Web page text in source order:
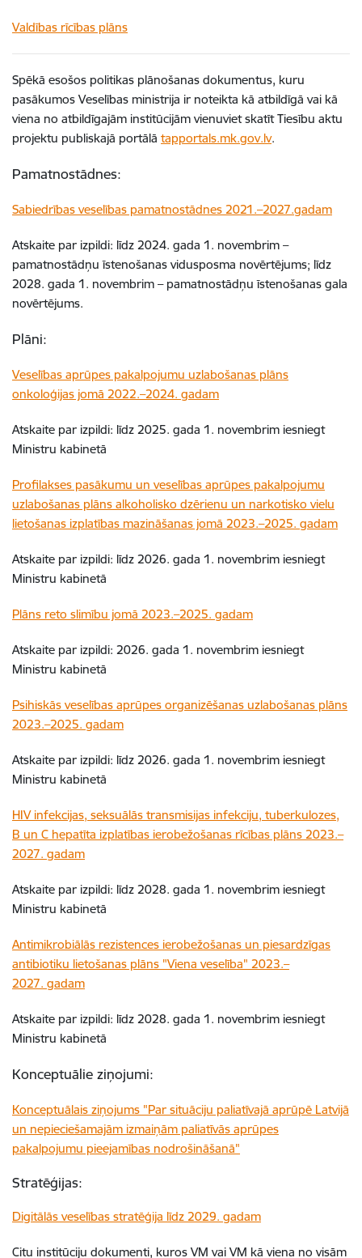
Valdības rīcības plāns
Spēkā esošos politikas plānošanas dokumentus, kuru
pasākumos Veselības ministrija ir noteikta kā atbildīgā vai kā
viena no atbildīgajām institūcijām vienuviet skatīt Tiesību aktu
projektu publiskajā portālā tapportals.mk.gov.lv.
Pamatnostādnes:
Sabiedrības veselības pamatnostādnes 2021.–2027.gadam
Atskaite par izpildi: līdz 2024. gada 1. novembrim –
pamatnostādņu īstenošanas vidusposma novērtējums; līdz
2028. gada 1. novembrim – pamatnostādņu īstenošanas gala
novērtējums.
Plāni:
Veselības aprūpes pakalpojumu uzlabošanas plāns
onkoloģijas jomā 2022.–2024. gadam
Atskaite par izpildi: līdz 2025. gada 1. novembrim iesniegt
Ministru kabinetā
Profilakses pasākumu un veselības aprūpes pakalpojumu
uzlabošanas plāns alkoholisko dzērienu un narkotisko vielu
lietošanas izplatības mazināšanas jomā 2023.–2025. gadam
Atskaite par izpildi: līdz 2026. gada 1. novembrim iesniegt
Ministru kabinetā
Plāns reto slimību jomā 2023.–2025. gadam
Atskaite par izpildi: 2026. gada 1. novembrim iesniegt
Ministru kabinetā
Psihiskās veselības aprūpes organizēšanas uzlabošanas plāns
2023.–2025. gadam
Atskaite par izpildi: līdz 2026. gada 1. novembrim iesniegt
Ministru kabinetā
HIV infekcijas, seksuālās transmisijas infekciju, tuberkulozes,
B un C hepatīta izplatības ierobežošanas rīcības plāns 2023.–
2027. gadam
Atskaite par izpildi: līdz 2028. gada 1. novembrim iesniegt
Ministru kabinetā
Antimikrobiālās rezistences ierobežošanas un piesardzīgas
antibiotiku lietošanas plāns "Viena veselība" 2023.–
2027. gadam
Atskaite par izpildi: līdz 2028. gada 1. novembrim iesniegt
Ministru kabinetā
Konceptuālie ziņojumi:
Konceptuālais ziņojums "Par situāciju paliatīvajā aprūpē Latvijā
un nepieciešamajām izmaiņām paliatīvās aprūpes
pakalpojumu pieejamības nodrošināšanā"
Stratēģijas:
Digitālās veselības stratēģija līdz 2029. gadam
Citu institūciju dokumenti, kuros VM vai VM kā viena no visām